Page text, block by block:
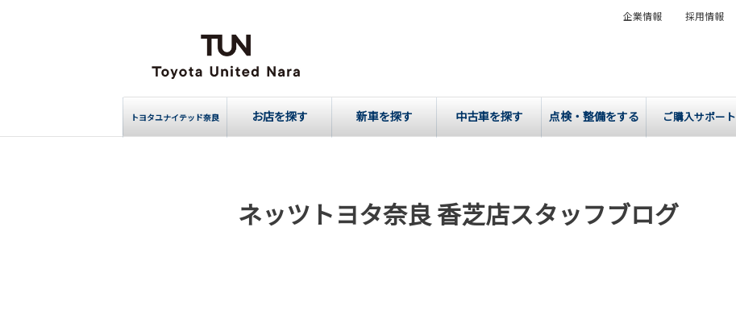
トヨタユナイテッド奈良 お店を探す 新車を探す 中古車を探す 点検・整備をする ご購入サポート
企業情報 採用情報
ネッツトヨタ奈良 香芝店スタッフブログ